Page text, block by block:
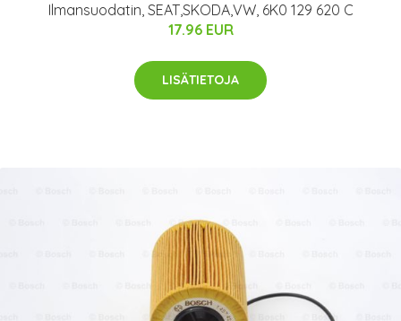
Ilmansuodatin, SEAT,SKODA,VW, 6K0 129 620 C
17.96 EUR
LISÄTIETOJA